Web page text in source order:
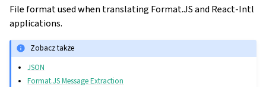
File format used when translating Format.JS and React-Intl
applications.
Zobacz także
JSON
Format.JS Message Extraction